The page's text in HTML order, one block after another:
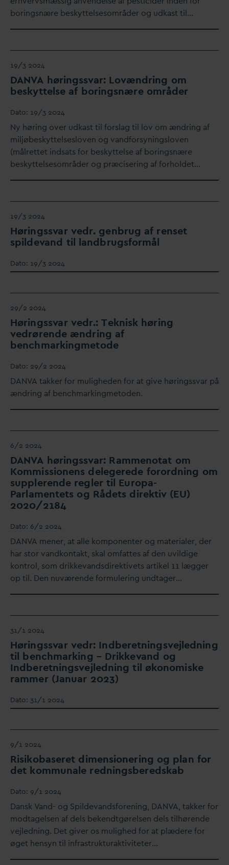
boringsnære beskyttelsesområder og udkast til…
19/3 2024
DANVA høringssvar: Lovændring om
beskyttelse af boringsnære områder
Dato: 19/3 2024
Ny høring over udkast til forslag til lov om ændring af
miljøbeskyttelsesloven og vandforsyningsloven
(målrettet indsats for beskyttelse af boringsnære
beskyttelsesområder og præcisering af forholdet…
19/3 2024
Høringssvar vedr. genbrug af renset
spildevand til landbrugsformål
Dato: 19/3 2024
29/2 2024
Høringssvar vedr.: Teknisk høring
vedrørende ændring af
benchmarkingmetode
Dato: 29/2 2024
DANVA takker for muligheden for at give høringssvar på
ændring af benchmarkingmetoden.
6/2 2024
DANVA høringssvar: Rammenotat om
Kommissionens delegerede forordning om
supplerende regler til Europa-
Parlamentets og Rådets direktiv (EU)
2020/2184
Dato: 6/2 2024
DANVA mener, at alle komponenter og materialer, der
har stor vandkontakt, skal omfattes af den uvildige
kontrol, som drikkevandsdirektivets artikel 11 lægger
op til. Den nuværende formulering undtager…
31/1 2024
Høringssvar vedr: Indberetningsvejledning
til benchmarking – Drikkevand og
Indberetningsvejledning til økonomiske
rammer (Januar 2023)
Dato: 31/1 2024
9/1 2024
Risikobaseret dimensionering og plan for
det kommunale redningsberedskab
Dato: 9/1 2024
Dansk Vand- og Spildevandsforening, DANVA, takker for
modtagelsen af dels bekendtgørelsen dels tilhørende
vejledning. Det giver os mulighed for at plædere for
øget hensyn til infrastrukturaktiviteter…